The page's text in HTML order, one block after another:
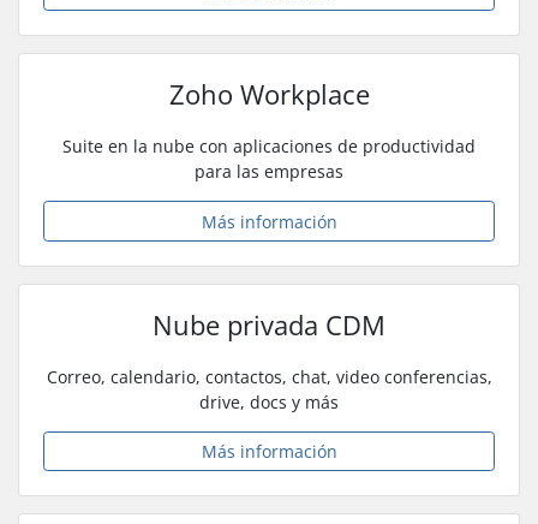
Zoho Workplace
Suite en la nube con aplicaciones de productividad
para las empresas
Más información
Nube privada CDM
Correo, calendario, contactos, chat, video conferencias,
drive, docs y más
Más información